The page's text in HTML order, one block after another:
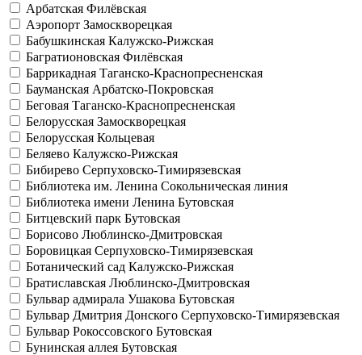
Арбатская Филёвская
Аэропорт Замоскворецкая
Бабушкинская Калужско-Рижская
Багратионовская Филёвская
Баррикадная Таганско-Краснопресненская
Бауманская Арбатско-Покровская
Беговая Таганско-Краснопресненская
Белорусская Замоскворецкая
Белорусская Кольцевая
Беляево Калужско-Рижская
Бибирево Серпуховско-Тимирязевская
Библиотека им. Ленина Сокольническая линия
Библиотека имени Ленина Бутовская
Битцевский парк Бутовская
Борисово Люблинско-Дмитровская
Боровицкая Серпуховско-Тимирязевская
Ботанический сад Калужско-Рижская
Братиславская Люблинско-Дмитровская
Бульвар адмирала Ушакова Бутовская
Бульвар Дмитрия Донского Серпуховско-Тимирязевская
Бульвар Рокоссовского Бутовская
Бунинская аллея Бутовская